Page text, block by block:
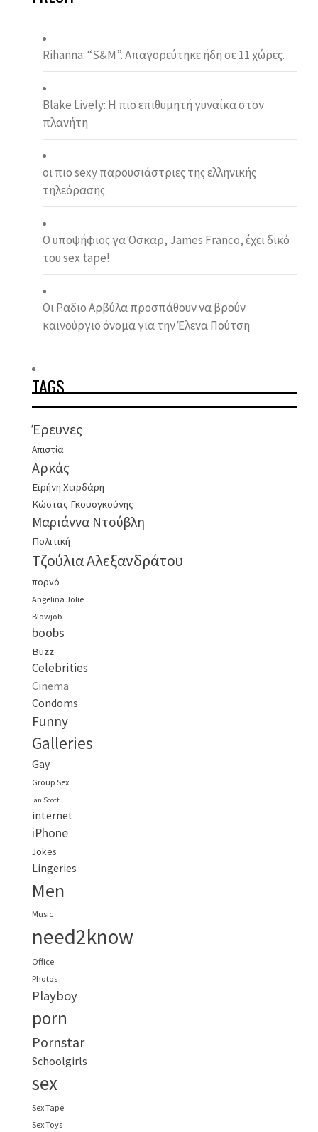
Rihanna: “S&M”. Απαγορεύτηκε ήδη σε 11 χώρες.
Blake Lively: Η πιο επιθυμητή γυναίκα στον
πλανήτη
οι πιο sexy παρουσιάστριες της ελληνικής
τηλεόρασης
Ο υποψήφιος γα Όσκαρ, James Franco, έχει δικό
του sex tape!
Οι Ραδιο Αρβύλα προσπάθουν να βρούν
καινούργιο όνομα για την Έλενα Πούτση
TAGS
Έρευνες
Απιστία
Αρκάς
Ειρήνη Χειρδάρη
Κώστας Γκουσγκούνης
Μαριάννα Ντούβλη
Πολιτική
Τζούλια Αλεξανδράτου
πορνό
Angelina Jolie
Blowjob
boobs
Buzz
Celebrities
Cinema
Condoms
Funny
Galleries
Gay
Group Sex
Ian Scott
internet
iPhone
Jokes
Lingeries
Men
Music
need2know
Office
Photos
Playboy
porn
Pornstar
Schoolgirls
sex
Sex Tape
Sex Toys